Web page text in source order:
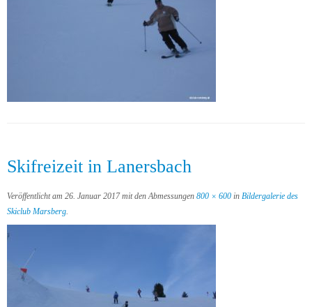
Skifreizeit in Lanersbach
Veröffentlicht am 26. Januar 2017mit den Abmessungen 800 × 600 in Bildergalerie des
Skiclub Marsberg.